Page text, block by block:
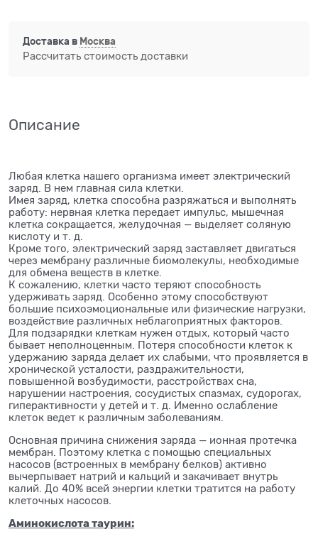
Доставка в Москва
Рассчитать стоимость доставки
Описание
Любая клетка нашего организма имеет электрический
заряд. В нем главная сила клетки.
Имея заряд, клетка способна разряжаться и выполнять
работу: нервная клетка передает импульс, мышечная
клетка сокращается, желудочная — выделяет соляную
кислоту и т. д.
Кроме того, электрический заряд заставляет двигаться
через мембрану различные биомолекулы, необходимые
для обмена веществ в клетке.
К сожалению, клетки часто теряют способность
удерживать заряд. Особенно этому способствуют
большие психоэмоциональные или физические нагрузки,
воздействие различных неблагоприятных факторов.
Для подзарядки клеткам нужен отдых, который часто
бывает неполноценным. Потеря способности клеток к
удержанию заряда делает их слабыми, что проявляется в
хронической усталости, раздражительности,
повышенной возбудимости, расстройствах сна,
нарушении настроения, сосудистых спазмах, судорогах,
гиперактивности у детей и т. д. Именно ослабление
клеток ведет к различным заболеваниям.
Основная причина снижения заряда — ионная протечка
мембран. Поэтому клетка с помощью специальных
насосов (встроенных в мембрану белков) активно
вычерпывает натрий и кальций и закачивает внутрь
калий. До 40% всей энергии клетки тратится на работу
клеточных насосов.
Аминокислота таурин: